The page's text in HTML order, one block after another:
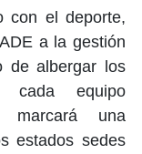
con el deporte,
a la gestión
de albergar los
cada equipo
marcará una
estados sedes